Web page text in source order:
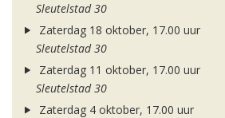
Sleutelstad 30
Zaterdag 18 oktober, 17.00 uur
Sleutelstad 30
Zaterdag 11 oktober, 17.00 uur
Sleutelstad 30
Zaterdag 4 oktober, 17.00 uur